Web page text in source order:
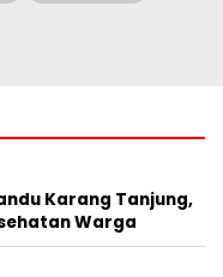
Karang Tanjung,
Warga